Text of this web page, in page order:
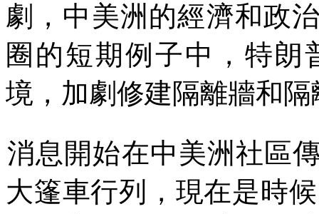
劇，中美洲的經濟和政
圈的短期例子中，特朗
境，加劇修建隔離牆和
消息開始在中美洲社區
大篷車行列，現在是時